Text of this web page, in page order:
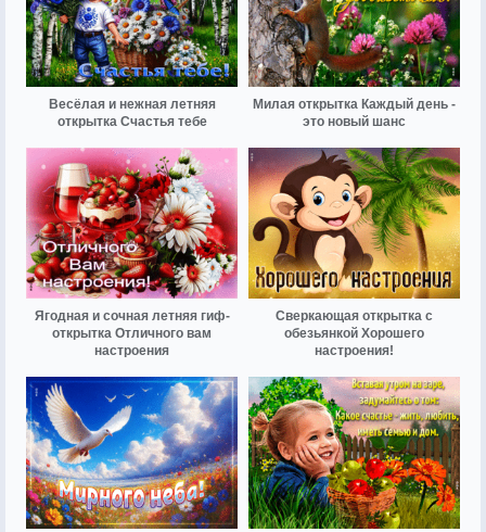
Весёлая и нежная летняя
открытка Счастья тебе
Милая открытка Каждый день -
это новый шанс
Ягодная и сочная летняя гиф-
открытка Отличного вам
настроения
Сверкающая открытка с
обезьянкой Хорошего
настроения!